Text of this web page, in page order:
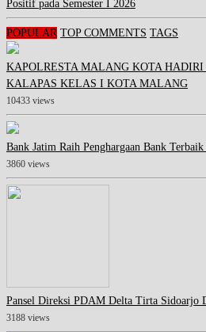
Positif pada Semester I 2026
POPULAR TOP COMMENTS TAGS
KAPOLRESTA MALANG KOTA
KALAPAS KELAS I KOTA MALANG
10433 views
Bank Jatim Raih Penghargaan Bank
3860 views
Pansel Direksi PDAM Delta Tirta Sidoarjo
3188 views